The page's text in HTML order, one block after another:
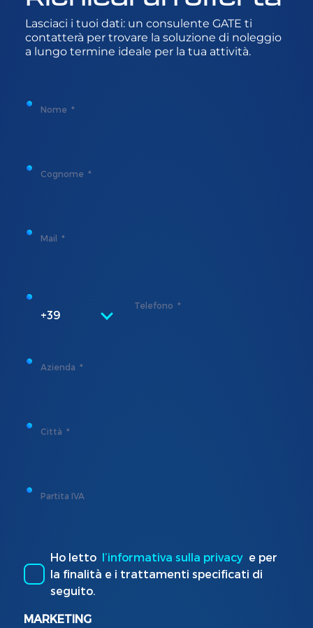
Lasciaci i tuoi dati: un consulente GATE ti
contatterà per trovare la soluzione di noleggio
a lungo termine ideale per la tua attività.
Nome
Cognome
Mail
+39
Telefono
Azienda
Città
Partita IVA
Ho letto l’informativa sulla privacy e per
la finalità e i trattamenti specificati di
seguito.
MARKETING